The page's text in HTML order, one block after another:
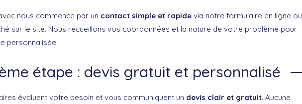
nous commence par un contact simple et rapide via notre formulaire en ligne ou
sur le site. Nous recueillons vos coordonnées et la nature de votre problème pour
personnalisée.
étape : devis gratuit et personnalisé
évaluent votre besoin et vous communiquent un devis clair et gratuit. Aucune